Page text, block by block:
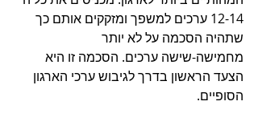
12-14 ערכים למשפך ומזקקים אותם כך
שתהיה הסכמה על לא יותר
מחמישה-שישה ערכים. הסכמה זו היא
הצעד הראשון בדרך לגיבוש ערכי הארגון
הסופיים.